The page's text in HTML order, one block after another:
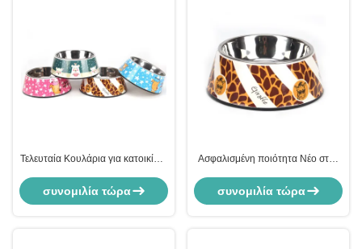
Τελευταία Κουλάρια για κατοικίδια
για σκύλους
συνομιλία τώρα
Ασφαλισμένη ποιότητα Νέο στυλ
συνομιλία τώρα